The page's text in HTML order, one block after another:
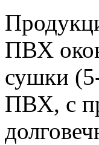
ПВХ
сушки
ПВХ, с